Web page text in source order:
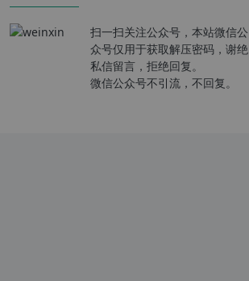
扫一扫关注公众号，本站微信公
众号仅用于获取解压密码，谢绝
私信留言，拒绝回复。
微信公众号不引流，不回复。